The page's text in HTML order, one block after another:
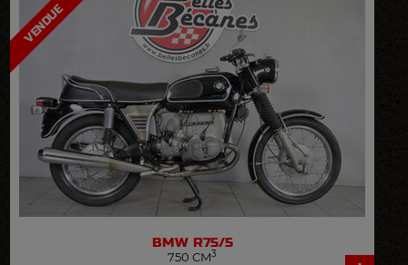
VENDUE
BMW R75/5
750 CM3